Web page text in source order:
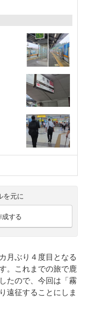
を元に
成する
月ぶり４度目となる
。これまでの旅で鹿
たので、今回は「霧
遠征することにしま